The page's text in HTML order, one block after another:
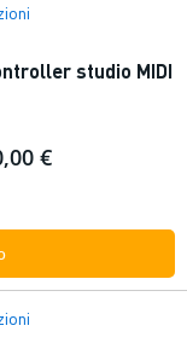
studio MIDI
€